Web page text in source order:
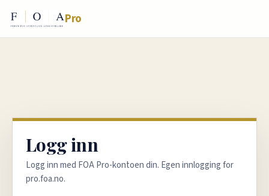
Pro
Logg inn
Logg inn med FOA Pro-kontoen din. Egen innlogging for
pro.foa.no.